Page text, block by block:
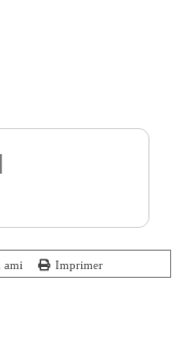
ami Imprimer